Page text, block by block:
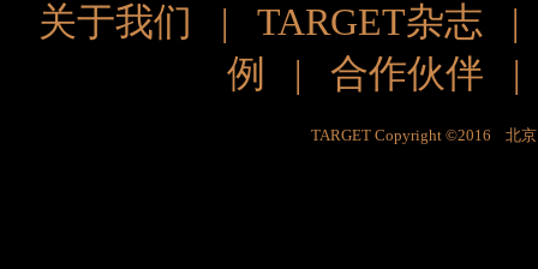
关于我们 | TARGET杂志
例
| 合作伙伴
TARGET Copyright ©2016 北